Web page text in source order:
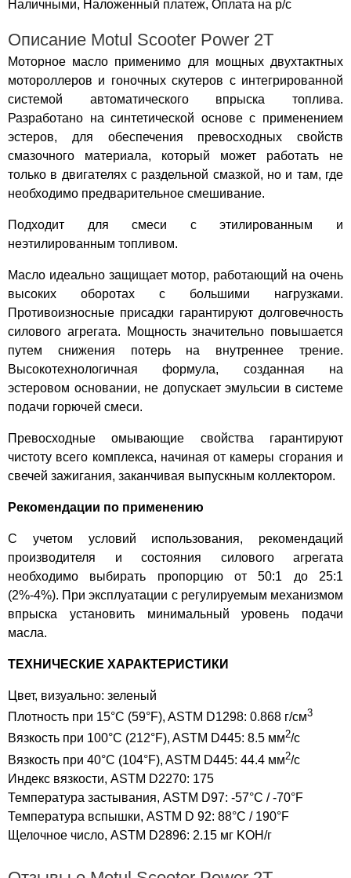
Наличными, Наложенный платеж, Оплата на р/с
Описание Motul Scooter Power 2T
Моторное масло применимо для мощных двухтактных
мотороллеров и гоночных скутеров с интегрированной
системой автоматического впрыска топлива.
Разработано на синтетической основе с применением
эстеров, для обеспечения превосходных свойств
смазочного материала, который может работать не
только в двигателях с раздельной смазкой, но и там, где
необходимо предварительное смешивание.
Подходит для смеси с этилированным и
неэтилированным топливом.
Масло идеально защищает мотор, работающий на очень
высоких оборотах с большими нагрузками.
Противоизносные присадки гарантируют долговечность
силового агрегата. Мощность значительно повышается
путем снижения потерь на внутреннее трение.
Высокотехнологичная формула, созданная на
эстеровом основании, не допускает эмульсии в системе
подачи горючей смеси.
Превосходные омывающие свойства гарантируют
чистоту всего комплекса, начиная от камеры сгорания и
свечей зажигания, заканчивая выпускным коллектором.
Рекомендации по применению
С учетом условий использования, рекомендаций
производителя и состояния силового агрегата
необходимо выбирать пропорцию от 50:1 до 25:1
(2%-4%). При эксплуатации с регулируемым механизмом
впрыска установить минимальный уровень подачи
масла.
ТЕХНИЧЕСКИЕ ХАРАКТЕРИСТИКИ
Цвет, визуально: зеленый
Плотность при 15°C (59°F), ASTM D1298: 0.868 г/см3
Вязкость при 100°C (212°F), ASTM D445: 8.5 мм2/с
Вязкость при 40°C (104°F), ASTM D445: 44.4 мм2/с
Индекс вязкости, ASTM D2270: 175
Температура застывания, ASTM D97: -57°C / -70°F
Температура вспышки, ASTM D 92: 88°C / 190°F
Щелочное число, ASTM D2896: 2.15 мг KOH/г